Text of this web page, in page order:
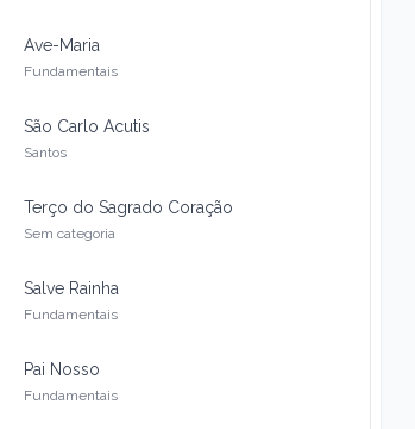
Ave-Maria
Fundamentais
São Carlo Acutis
Santos
Terço do Sagrado Coração
Sem categoria
Salve Rainha
Fundamentais
Pai Nosso
Fundamentais